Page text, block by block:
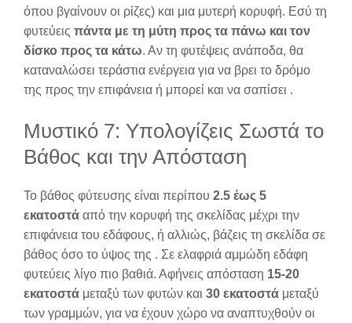
όπου βγαίνουν οι ρίζες) και μια μυτερή κορυφή. Εσύ τη
φυτεύεις πάντα με τη μύτη προς τα πάνω και τον
δίσκο προς τα κάτω. Αν τη φυτέψεις ανάποδα, θα
καταναλώσει τεράστια ενέργεια για να βρει το δρόμο
της προς την επιφάνεια ή μπορεί και να σαπίσει .
Μυστικό 7: Υπολογίζεις Σωστά το
Βάθος και την Απόσταση
Το βάθος φύτευσης είναι περίπου 2.5 έως 5
εκατοστά από την κορυφή της σκελίδας μέχρι την
επιφάνεια του εδάφους, ή αλλιώς, βάζεις τη σκελίδα σε
βάθος όσο το ύψος της . Σε ελαφριά αμμώδη εδάφη
φυτεύεις λίγο πιο βαθιά. Αφήνεις απόσταση 15-20
εκατοστά μεταξύ των φυτών και 30 εκατοστά μεταξύ
των γραμμών, για να έχουν χώρο να αναπτυχθούν οι